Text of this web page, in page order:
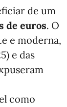
de um
de euros. O
e moderna,
e das
como